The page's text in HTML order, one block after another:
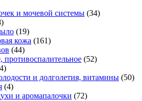
и мочевой системы (34)
(19)
кожа (161)
(44)
противоспалительное (52)
и долголетия, витамины (50)
(4)
и аромапалочки (72)